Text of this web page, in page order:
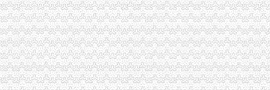
一元注册公司流程
【图】在成都注册一家公司需要的流程和费用有哪些？_成都工商注册_
温州启动注册资本登记制度改革一元钱也能办公司-浙商动态-浙商频道-
一元公司
浦口区工商局核发全区张一元公司营业执照
【章节】斗鱼之级乌鸦嘴第二十一章一元公司总部的那点儿破事儿
1元注册公司